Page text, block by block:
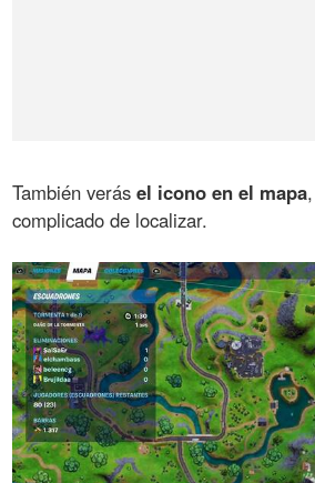
También verásel icono en el mapa
complicado de localizar.